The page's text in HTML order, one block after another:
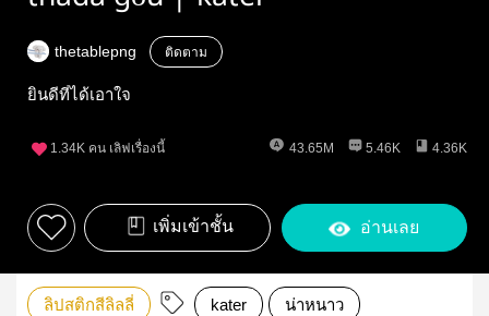
thetablepng ติดตาม
ยินดีที่ได้เอาใจ
1.34K คน เลิฟเรื่องนี้ 43.65M 5.46K 4.36K
เพิ่มเข้าชั้น อ่านเลย
ลิปสติกสีลิลลี่ kater น่าหนาว